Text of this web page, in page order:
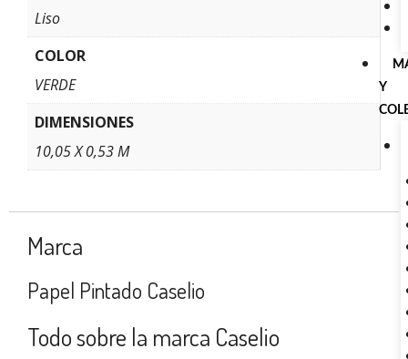
Y
Liso
COLOR
VERDE
DIMENSIONES
10,05 X 0,53 M
Marca
Papel Pintado Caselio
Todo sobre la marca Caselio